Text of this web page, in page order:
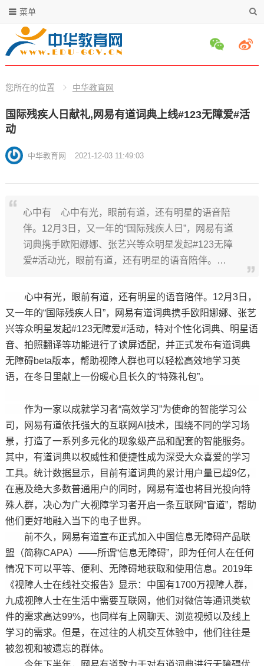
菜单
您所在的位置 中华教育网
国际残疾人日献礼,网易有道词典上线#123无障爱#活
动
中华教育网 2021-12-03 11:49:03
心中有 心中有光，眼前有道，还有明星的语音陪
伴。12月3日，又一年的“国际残疾人日”，网易有道
词典携手欧阳娜娜、张艺兴等众明星发起#123无障
爱#活动光，眼前有道，还有明星的语音陪伴。…
心中有光，眼前有道，还有明星的语音陪伴。12月3日，
又一年的“国际残疾人日”，网易有道词典携手欧阳娜娜、张艺
兴等众明星发起#123无障爱#活动，特对个性化词典、明星语
音、拍照翻译等功能进行了读屏适配，并正式发布有道词典
无障碍beta版本，帮助视障人群也可以轻松高效地学习英
语，在冬日里献上一份暖心且长久的“特殊礼包”。
作为一家以成就学习者“高效学习”为使命的智能学习公
司，网易有道依托强大的互联网AI技术，围绕不同的学习场
景，打造了一系列多元化的现象级产品和配套的智能服务。
其中，有道词典以权威性和便捷性成为深受大众喜爱的学习
工具。统计数据显示，目前有道词典的累计用户量已超9亿，
在惠及绝大多数普通用户的同时，网易有道也将目光投向特
殊人群，决心为广大视障学习者开启一条互联网“盲道”，帮助
他们更好地融入当下的电子世界。
前不久，网易有道宣布正式加入中国信息无障碍产品联
盟（简称CAPA）——所谓“信息无障碍”，即为任何人在任何
情况下可以平等、便利、无障碍地获取和使用信息。2019年
《视障人士在线社交报告》显示：中国有1700万视障人群，
九成视障人士在生活中需要互联网，他们对微信等通讯类软
件的需求高达99%，也同样有上网聊天、浏览视频以及线上
学习的需求。但是，在过往的人机交互体验中，他们往往是
被忽视和被遗忘的群体。